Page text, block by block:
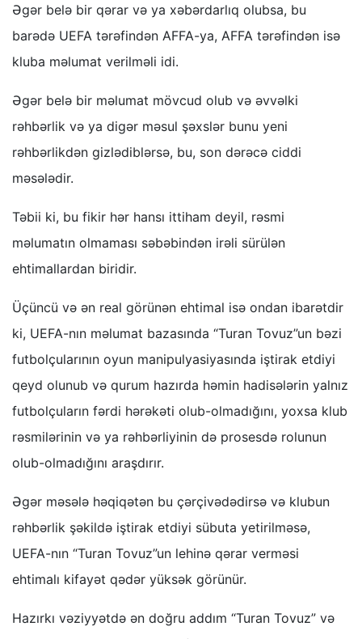
Əgər belə bir qərar və ya xəbərdarlıq olubsa, bu
barədə UEFA tərəfindən AFFA-ya, AFFA tərəfindən isə
kluba məlumat verilməli idi.
Əgər belə bir məlumat mövcud olub və əvvəlki
rəhbərlik və ya digər məsul şəxslər bunu yeni
rəhbərlikdən gizlədiblərsə, bu, son dərəcə ciddi
məsələdir.
Təbii ki, bu fikir hər hansı ittiham deyil, rəsmi
məlumatın olmaması səbəbindən irəli sürülən
ehtimallardan biridir.
Üçüncü və ən real görünən ehtimal isə ondan ibarətdir
ki, UEFA-nın məlumat bazasında “Turan Tovuz”un bəzi
futbolçularının oyun manipulyasiyasında iştirak etdiyi
qeyd olunub və qurum hazırda həmin hadisələrin yalnız
futbolçuların fərdi hərəkəti olub-olmadığını, yoxsa klub
rəsmilərinin və ya rəhbərliyinin də prosesdə rolunun
olub-olmadığını araşdırır.
Əgər məsələ həqiqətən bu çərçivədədirsə və klubun
rəhbərlik şəkildə iştirak etdiyi sübuta yetirilməsə,
UEFA-nın “Turan Tovuz”un lehinə qərar verməsi
ehtimalı kifayət qədər yüksək görünür.
Hazırkı vəziyyətdə ən doğru addım “Turan Tovuz” və